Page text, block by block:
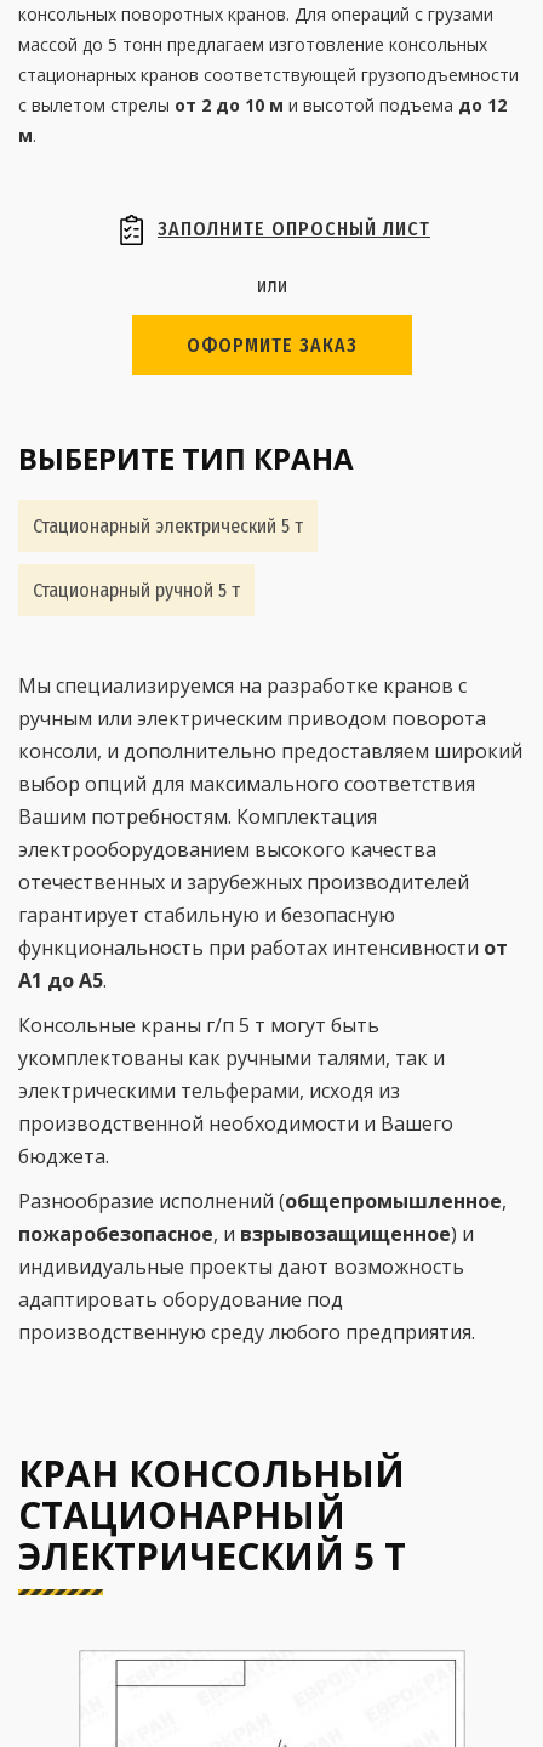
консольных поворотных кранов. Для операций с грузами
массой до 5 тонн предлагаем изготовление консольных
стационарных кранов соответствующей грузоподъемности
с вылетом стрелы от 2 до 10 м и высотой подъема до 12
м.
ЗАПОЛНИТЕ ОПРОСНЫЙ ЛИСТ
или
ОФОРМИТЕ ЗАКАЗ
ВЫБЕРИТЕ ТИП КРАНА
Стационарный электрический 5 т
Стационарный ручной 5 т
Мы специализируемся на разработке кранов с
ручным или электрическим приводом поворота
консоли, и дополнительно предоставляем широкий
выбор опций для максимального соответствия
Вашим потребностям. Комплектация
электрооборудованием высокого качества
отечественных и зарубежных производителей
гарантирует стабильную и безопасную
функциональность при работах интенсивности от
А1 до А5.
Консольные краны г/п 5 т могут быть
укомплектованы как ручными талями, так и
электрическими тельферами, исходя из
производственной необходимости и Вашего
бюджета.
Разнообразие исполнений (общепромышленное,
пожаробезопасное, и взрывозащищенное) и
индивидуальные проекты дают возможность
адаптировать оборудование под
производственную среду любого предприятия.
КРАН КОНСОЛЬНЫЙ
СТАЦИОНАРНЫЙ
ЭЛЕКТРИЧЕСКИЙ 5 Т